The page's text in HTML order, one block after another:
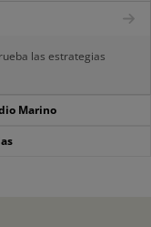
las estrategias
Marino